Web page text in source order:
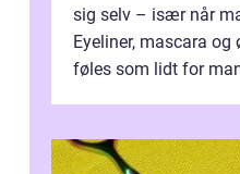
sig selv – især når
Eyeliner, mascara
føles som lidt for